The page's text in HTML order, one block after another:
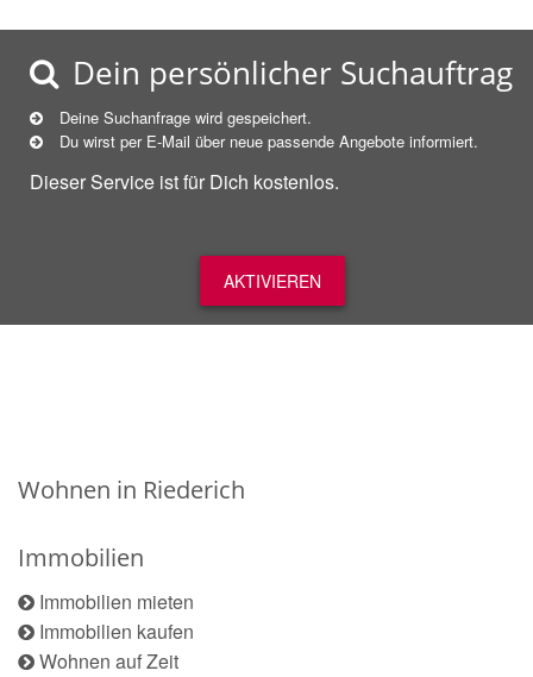
Dein persönlicher Suchauftrag
Deine Suchanfrage wird gespeichert.
Du wirst per E-Mail über neue passende Angebote informiert.
Dieser Service ist für Dich kostenlos.
AKTIVIEREN
Wohnen in Riederich
Immobilien
Immobilien mieten
Immobilien kaufen
Wohnen auf Zeit